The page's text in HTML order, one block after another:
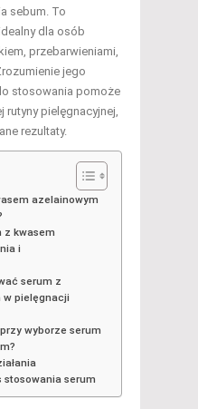
sebum. To
dla osób
przebarwieniami,
jego
stosowania pomoże
rutyny pielęgnacyjnej,
rezultaty.
azelainowym
z kwasem
i
serum z
w pielęgnacji
wyborze serum
serum